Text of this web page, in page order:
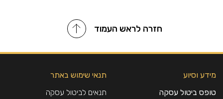
סטיביול גליקוזיד – סטיביול גליקוזיד הוא אחד ממרכיביו של
צמח הסטייה המאופיין בטעמו המתוק. הסטיביה נחשב
כממתיק איכותי ביותר להמתקת מזון ומשקאות. הוא אינו מכיל
הסטיביול גליקוזיד עם האריתריטול מספק ממתיק איכותי בעל
טעם, מרקם ומראה של סוכר.
חזרה לראש העמוד
מידע וסיוע
טופס ביטול עסקה
תנאי שימוש באתר
תנאים לביטול עסקה